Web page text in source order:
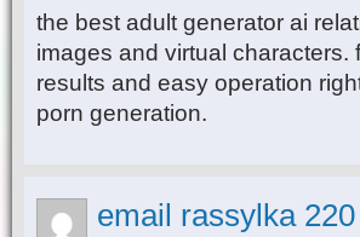
the best adult generator ai
images and virtual
results and easy operation
porn generation.
email rassylka 220